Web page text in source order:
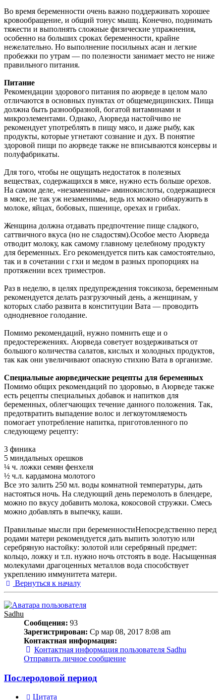
Во время беременности очень важно поддерживать хорошее
кровообращение, и общий тонус мышц. Конечно, поднимать
тяжести и выполнять сложные физические упражнения,
особенно на больших сроках беременности, крайне
нежелательно. Но выполнение посильных асан и легкие
пробежки по утрам — по полезности занимает место не ниже
правильного питания.
Питание
Рекомендации здорового питания по аюрведе в целом мало
отличаются в основных пунктах от общемедицинских. Пища
должна быть разнообразной, богатой витаминами и
микроэлементами. Однако, Аюрведа настойчиво не
рекомендует употреблять в пищу мясо, и даже рыбу, как
продукты, которые угнетают сознание и дух. В понятие
здоровой пищи по аюрведе также не вписываются консервы и
полуфабрикаты.
Для того, чтобы не ощущать недостаток в полезных
веществах, содержащихся в мясе, нужно есть больше орехов.
На самом деле, «незаменимые» аминокислоты, содержащиеся
в мясе, не так уж незаменимы, ведь их можно обнаружить в
молоке, яйцах, бобовых, пшенице, орехах и грибах.
Женщина должна отдавать предпочтение пище сладкого,
саттвичного вкуса (но не сладостям).Особое место Аюрведа
отводит молоку, как самому главному целебному продукту
для беременных. Его рекомендуется пить как самостоятельно,
так и в сочетании с гхи и медом в разных пропорциях на
протяжении всех триместров.
Раз в неделю, в целях предупреждения токсикоза, беременным
рекомендуется делать разгрузочный день, а женщинам, у
которых слабо развита в конституции Вата — проводить
однодневное голодание.
Помимо рекомендаций, нужно помнить еще и о
предостережениях. Аюрведа советует воздерживаться от
большого количества салатов, кислых и холодных продуктов,
так как они увеличивают опасную стихию Вата в организме.
Специальные аюрведические рецепты для беременных
Помимо общих рекомендаций по здоровью, в Аюрведе также
есть рецепты специальных добавок и напитков для
беременных, облегчающих течение данного положения. Так,
предотвратить выпадение волос и легкоутомляемость
помогает употребление напитка, приготовленного по
следующему рецепту:
3 финика
5 миндальных орешков
¼ ч. ложки семян фенхеля
½ ч.л. кардамона молотого
Все это залить 250 мл. воды комнатной температуры, дать
настояться ночь. На следующий день перемолоть в блендере,
можно по вкусу добавить молока, кокосовой стружки. Смесь
можно добавлять в выпечку, каши.
Правильные мысли при беременностиНепосредственно перед
родами матери рекомендуется дать выпить золотую или
серебряную настойку: золотой или серебряный предмет:
кольцо, ложку и т.п. нужно ночь отстоять в воде. Насыщенная
молекулами драгоценных металлов вода способствует
укреплению иммунитета матери.
Вернуться к началу
Sadhu
Сообщения: 93
Зарегистрирован: Ср мар 08, 2017 8:08 am
Контактная информация:
Контактная информация пользователя Sadhu
Отправить личное сообщение
Послеродовой период
Цитата